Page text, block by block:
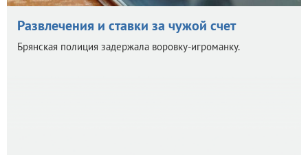
Развлечения и ставки за чужой счет
Брянская полиция задержала воровку-игроманку.